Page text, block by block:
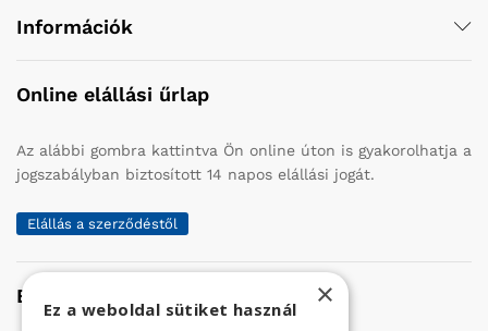
Információk
Online elállási űrlap
Az alábbi gombra kattintva Ön online úton is gyakorolhatja a
jogszabályban biztosított 14 napos elállási jogát.
Elállás a szerződéstől
Elérhetőség ×
Ez a weboldal sütiket használ